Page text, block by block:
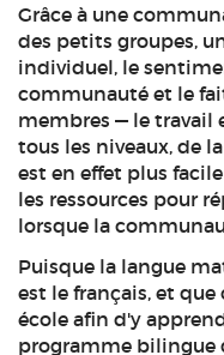
Grâce à une
des petits groupes,
individuel, le
communauté et le
membres — le travail
tous les niveaux, de
est en effet plus
les ressources pour
lorsque la
Puisque la langue
est le français, et
école afin d'y
programme bilingue